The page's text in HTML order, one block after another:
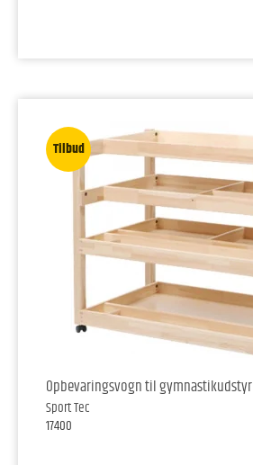
Tilbud
Opbevaringsvogn til gymnastikudstyr
Sport Tec
17400